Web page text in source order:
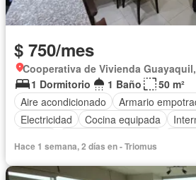
$ 750/mes
Cooperativa de Vivienda
1 Dormitorio
1 Baño
50 m²
Aire acondicionado
Armario
Electricidad
Cocina equipada
Seguridad
Piscina Completamente
Hace 1 semana, 2 días en - Triomus